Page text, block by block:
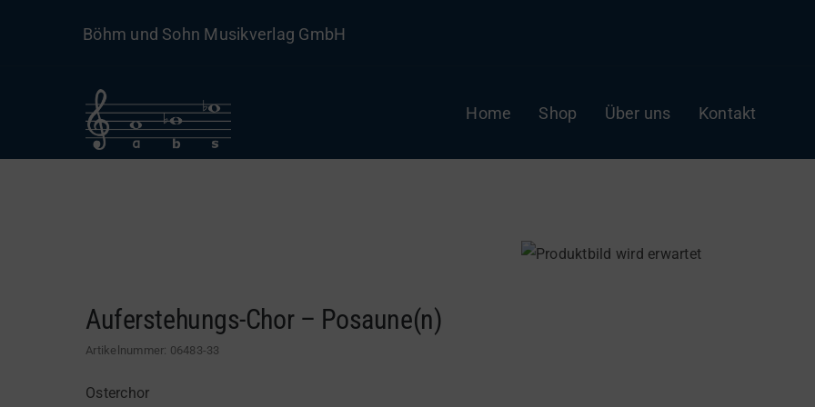
Böhm und Sohn Musikverlag GmbH
Home Shop Über uns Kontakt
Auferstehungs-Chor – Posaune(n)
Artikelnummer: 06483-33
Osterchor